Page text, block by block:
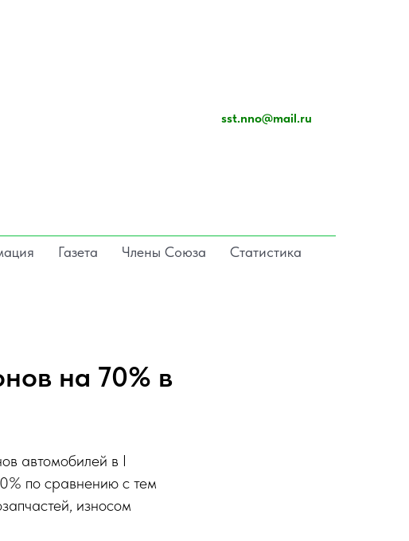
sst.nno@mail.ru
Газета Члены Союза
Статистика
на 70% в
автомобилей в I
по сравнению с тем
износом